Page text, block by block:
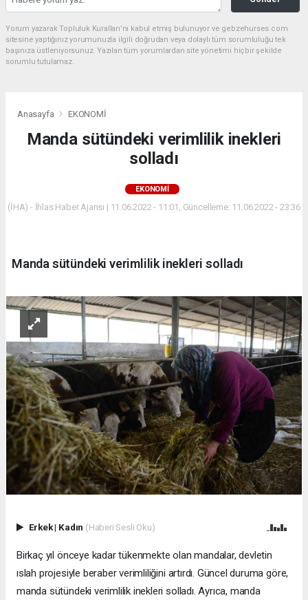
Yorum yazarak Topluluk Kuralları’nı kabul etmiş bulunuyor ve gebzehurses.com
sitesine yaptığınız yorumunuzla ilgili doğrudan veya dolaylı tüm sorumluluğu tek
başınıza üstleniyorsunuz. Yazılan tüm yorumlardan site yönetimi hiçbir şekilde
sorumlu tutulamaz.
Anasayfa EKONOMİ
Manda sütündeki verimlilik inekleri
solladı
EKONOMİ
(İHA) - İhlas Haber Ajansı | 11.06.2022 - 11:01, Güncelleme: 11.06.2022 - 23:36
Manda sütündeki verimlilik inekleri solladı
Erkek| Kadın (Haberi Sesli Oku)
Birkaç yıl önceye kadar tükenmekte olan mandalar, devletin
ıslah projesiyle beraber verimliliğini artırdı. Güncel duruma göre,
manda sütündeki verimlilik inekleri solladı. Ayrıca, manda